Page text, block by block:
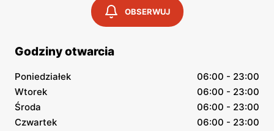
OBSERWUJ
Godziny otwarcia
Poniedziałek
06:00 - 23:00
Wtorek
06:00 - 23:00
Środa
06:00 - 23:00
Czwartek
06:00 - 23:00